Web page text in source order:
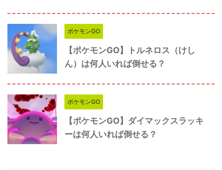
ポケモンGO
【ポケモンGO】トルネロス（けし
ん）は何人いれば倒せる？
ポケモンGO
【ポケモンGO】ダイマックスラッキ
ーは何人いれば倒せる？